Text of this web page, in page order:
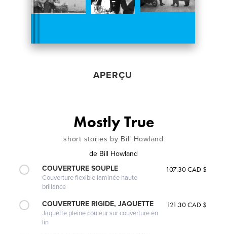
APERÇU
Mostly True
short stories by Bill Howland
de Bill Howland
COUVERTURE SOUPLE
Couverture flexible laminée haute
brillance
107.30 CAD $
COUVERTURE RIGIDE, JAQUETTE
Jaquette pleine couleur sur couverture en
lin
121.30 CAD $